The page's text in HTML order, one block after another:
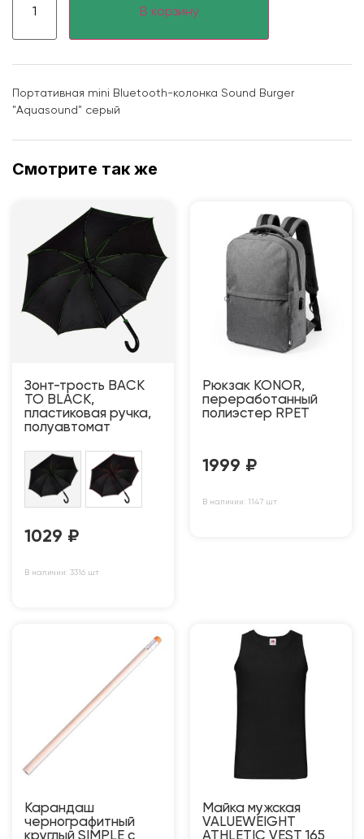
В корзину
Портативная mini Bluetooth-колонка Sound Burger
"Aquasound" серый
Смотрите так же
Зонт-трость BACK
TO BLACK,
пластиковая ручка,
полуавтомат
1029 ₽
В наличии: 3316 шт
Рюкзак KONOR,
переработанный
полиэстер RPET
1999 ₽
В наличии: 1147 шт
Карандаш
чернографитный
круглый SIMPLE с
Майка мужская
VALUEWEIGHT
ATHLETIC VEST 165